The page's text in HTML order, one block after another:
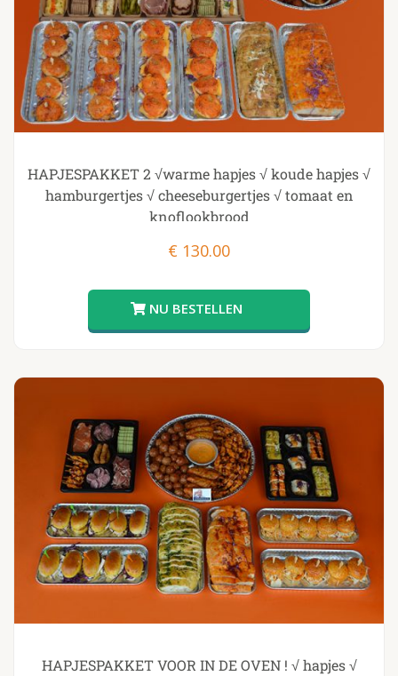
HAPJESPAKKET 2 √warme hapjes √ koude hapjes √
hamburgertjes √ cheeseburgertjes √ tomaat en
knoflookbrood
€ 130.00
HAPJESPAKKET VOOR IN DE OVEN ! √ hapjes √